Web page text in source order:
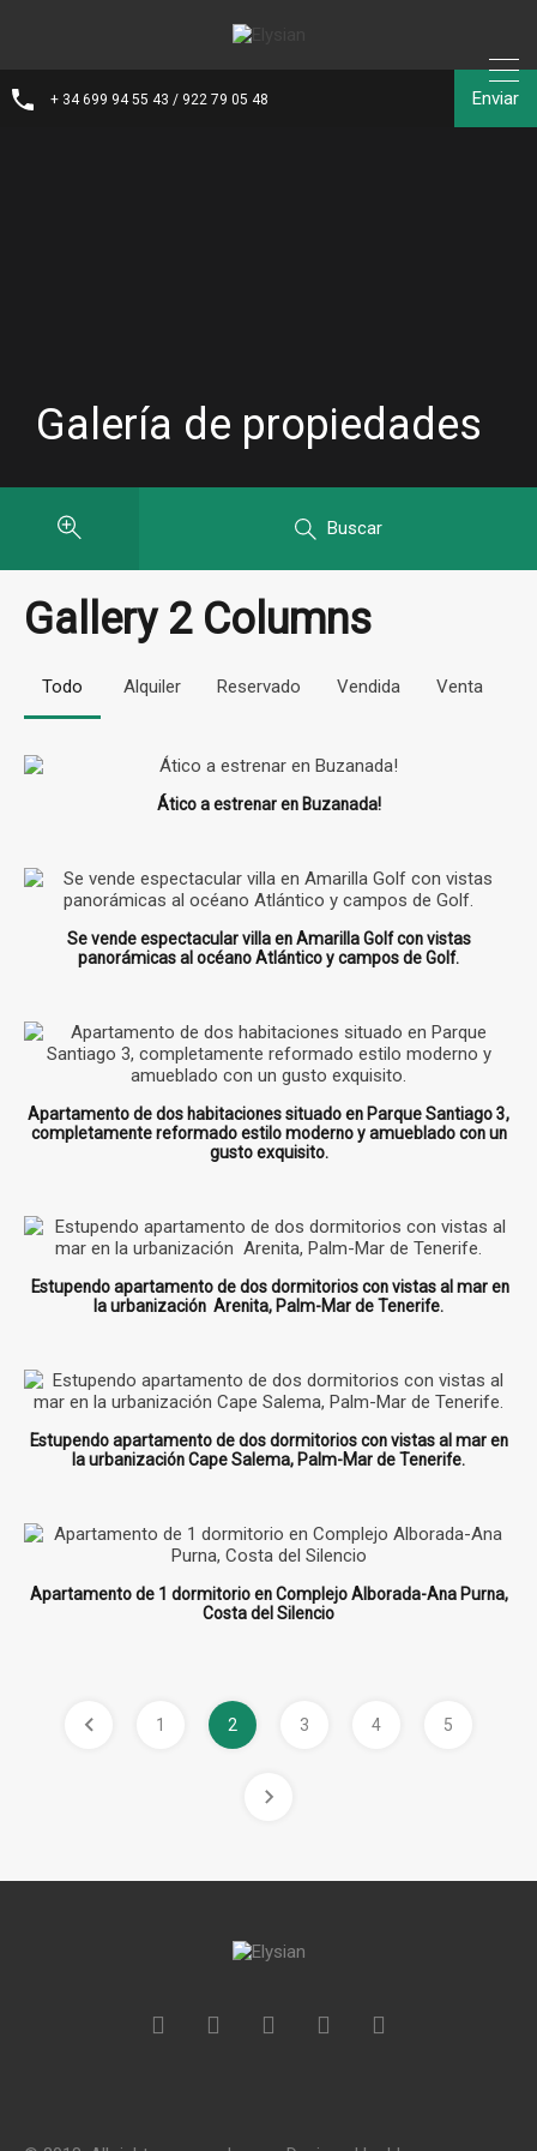
+ 34 699 94 55 43 / 922 79 05 48 Enviar
Galería de propiedades
Buscar
Gallery 2 Columns
Todo Alquiler Reservado Vendida Venta
Ático a estrenar en Buzanada!
Se vende espectacular villa en Amarilla Golf con vistas
panorámicas al océano Atlántico y campos de Golf.
Apartamento de dos habitaciones situado en Parque Santiago 3,
completamente reformado estilo moderno y amueblado con un
gusto exquisito.
Estupendo apartamento de dos dormitorios con vistas al mar en
la urbanización Arenita, Palm-Mar de Tenerife.
Estupendo apartamento de dos dormitorios con vistas al mar en
la urbanización Cape Salema, Palm-Mar de Tenerife.
Apartamento de 1 dormitorio en Complejo Alborada-Ana Purna,
Costa del Silencio
1 2 3 4 5